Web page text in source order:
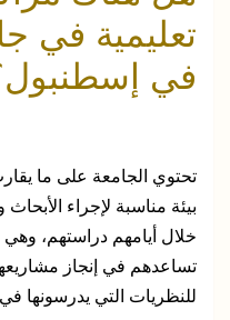
تعليمية في
في
بيئة مناسبة لإجراء الأبحاث
خلال أيامهم دراستهم،
تساعدهم في إنجاز
للنظريات التي يدرسونها